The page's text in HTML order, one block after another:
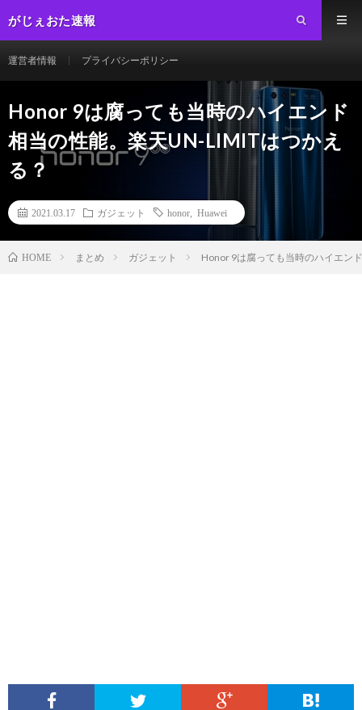
がじぇおた速報
運営者情報 プライバシーポリシー
Honor 9は腐っても当時のハイエンド
相当の性能。楽天UN-LIMITはつかえ
る？
2021.03.17 ガジェット honor Huawei
HOME まとめ ガジェット Honor 9は腐っても当時のハイエン